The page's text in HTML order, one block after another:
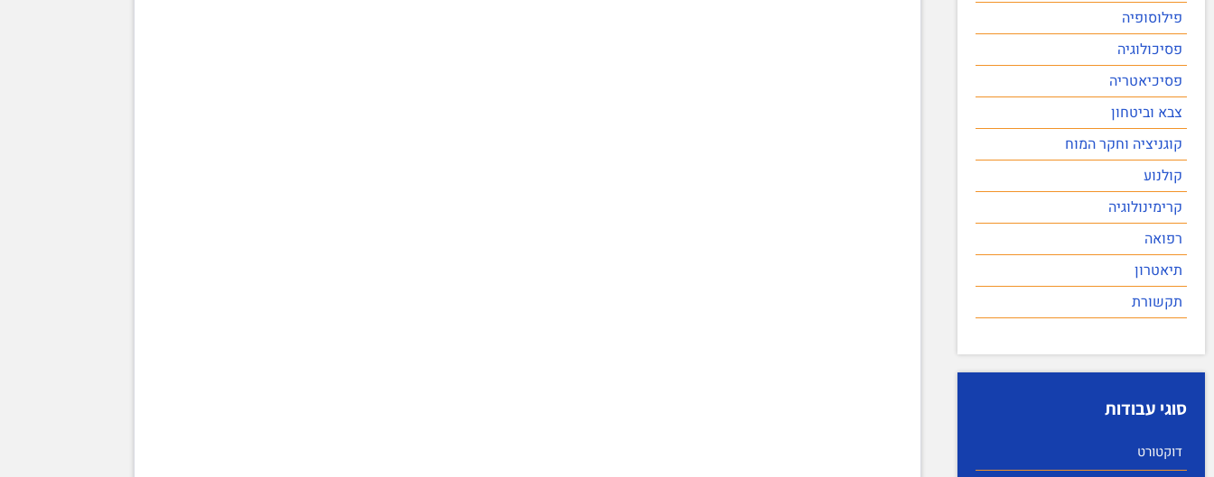
פילוסופיה
פסיכולוגיה
פסיכיאטריה
צבא וביטחון
קוגניציה וחקר המוח
קולנוע
קרימינולוגיה
רפואה
תיאטרון
תקשורת
סוגי עבודות
דוקטורט